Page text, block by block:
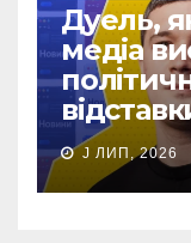
Дуель,
медіа
J ЛИП, 2026